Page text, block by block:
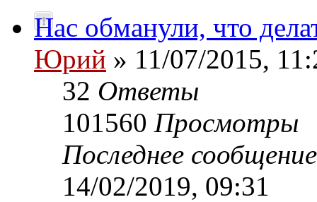
Нас обманули, что
Юрий » 11/07/2015,
32 Ответы
101560 Просмотры
Последнее
14/02/2019, 09:31